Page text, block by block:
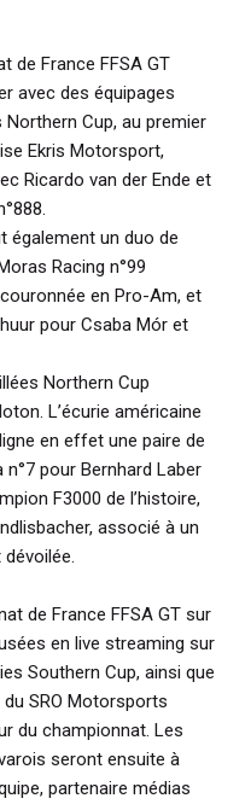
de France FFSA GT
avec des équipages
Cup, au premier
Ekris Motorsport,
Ricardo van der Ende et
également un duo de
Racing n°99
en Pro-Am, et
pour Csaba Mór et
Northern Cup
L’écurie américaine
en effet une paire de
pour Bernhard Laber
F3000 de l’histoire,
associé à un
de France FFSA GT sur
en live streaming sur
Southern Cup, ainsi que
SRO Motorsports
du championnat. Les
seront ensuite à
partenaire médias